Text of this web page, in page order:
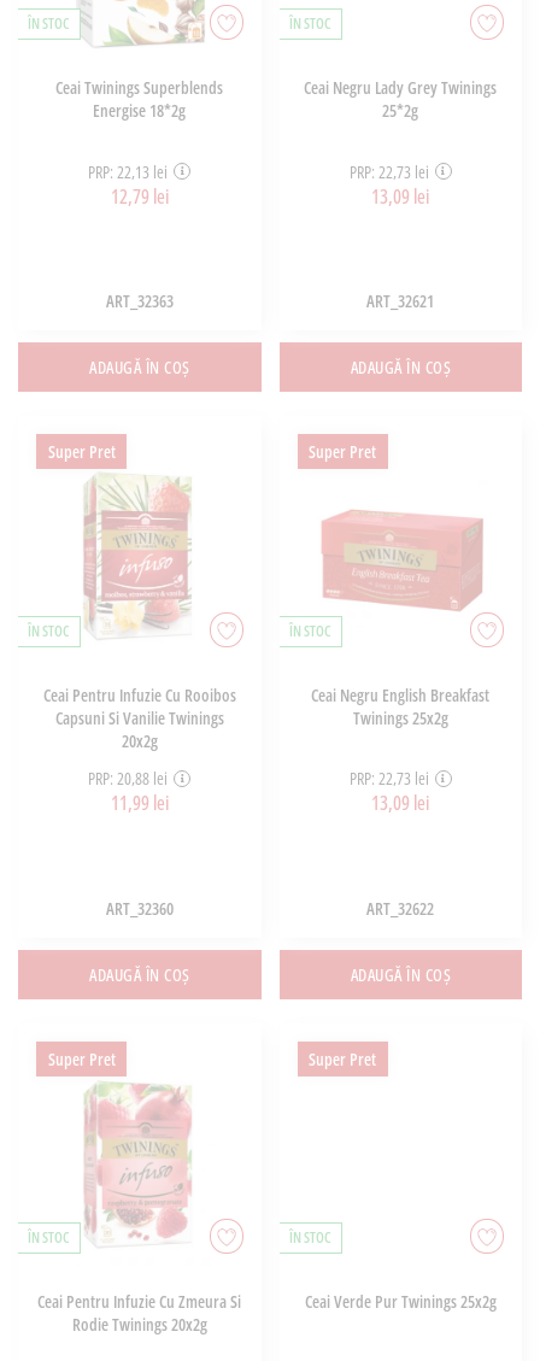
ÎN STOC
Ceai Twinings Superblends
Energise 18*2g
PRP: 22,13 lei
12,79 lei
ART_32363
ADAUGĂ ÎN COȘ
ÎN STOC
Ceai Negru Lady Grey Twinings
25*2g
PRP: 22,73 lei
13,09 lei
ART_32621
ADAUGĂ ÎN COȘ
Super Pret
ÎN STOC
Ceai Pentru Infuzie Cu Rooibos
Capsuni Si Vanilie Twinings
20x2g
PRP: 20,88 lei
11,99 lei
ART_32360
ADAUGĂ ÎN COȘ
Super Pret
ÎN STOC
Ceai Negru English Breakfast
Twinings 25x2g
PRP: 22,73 lei
13,09 lei
ART_32622
ADAUGĂ ÎN COȘ
Super Pret
ÎN STOC
Ceai Pentru Infuzie Cu Zmeura Si
Rodie Twinings 20x2g
Super Pret
ÎN STOC
Ceai Verde Pur Twinings 25x2g